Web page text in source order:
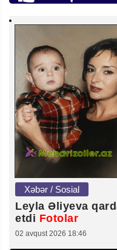
Xəbər / Sosial
Leyla Əliyeva
etdi Fotolar
02 avqust 2026 18:46